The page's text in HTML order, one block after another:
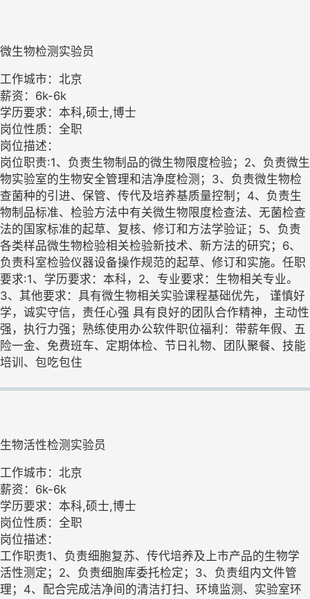
微生物检测实验员
工作城市：北京
薪资：6k-6k
学历要求：本科,硕士,博士
岗位性质：全职
岗位描述：
岗位职责:1、负责生物制品的微生物限度检验；2、负责微生
物实验室的生物安全管理和洁净度检测；3、负责微生物检
查菌种的引进、保管、传代及培养基质量控制；4、负责生
物制品标准、检验方法中有关微生物限度检查法、无菌检查
法的国家标准的起草、复核、修订和方法学验证；5、负责
各类样品微生物检验相关检验新技术、新方法的研究；6、
负责科室检验仪器设备操作规范的起草、修订和实施。任职
要求:1、学历要求：本科，2、专业要求：生物相关专业。
3、其他要求：具有微生物相关实验课程基础优先， 谨慎好
学，诚实守信，责任心强 具有良好的团队合作精神，主动性
强，执行力强；熟练使用办公软件职位福利：带薪年假、五
险一金、免费班车、定期体检、节日礼物、团队聚餐、技能
培训、包吃包住
生物活性检测实验员
工作城市：北京
薪资：6k-6k
学历要求：本科,硕士,博士
岗位性质：全职
岗位描述：
工作职责1、负责细胞复苏、传代培养及上市产品的生物学
活性测定；2、负责细胞库委托检定；3、负责组内文件管
理；4、配合完成洁净间的清洁打扫、环境监测、实验室环